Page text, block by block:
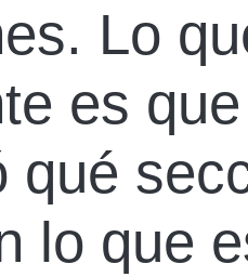
Lo
es
qué
lo que